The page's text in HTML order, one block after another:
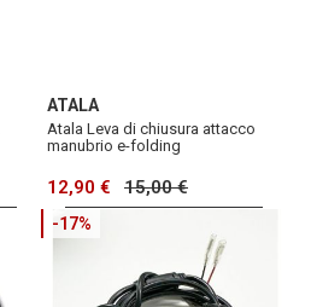
ATALA
Atala Leva di chiusura attacco
manubrio e-folding
12,90 € 15,00 €
-17%